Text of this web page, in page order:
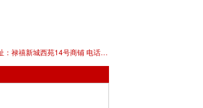
启元母婴孕产塑型---地址：禄禧新城西苑14号商铺 电话：13506471405